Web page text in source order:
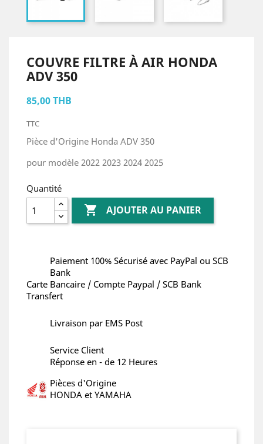
COUVRE FILTRE À AIR HONDA
ADV 350
85,00 THB
TTC
Pièce d'Origine Honda ADV 350
pour modèle 2022 2023 2024 2025
Quantité
 AJOUTER AU PANIER
Paiement 100% Sécurisé avec PayPal ou SCB
Bank
Carte Bancaire / Compte Paypal / SCB Bank
Transfert
Livraison par EMS Post
Service Client
Réponse en - de 12 Heures
Pièces d'Origine
HONDA et YAMAHA